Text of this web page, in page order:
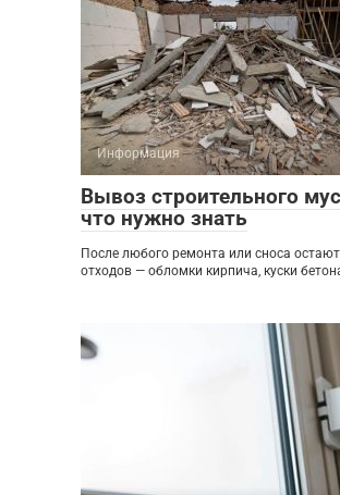
Информация
Вывоз строительного
что нужно знать
После любого ремонта или сноса
отходов — обломки кирпича, куски